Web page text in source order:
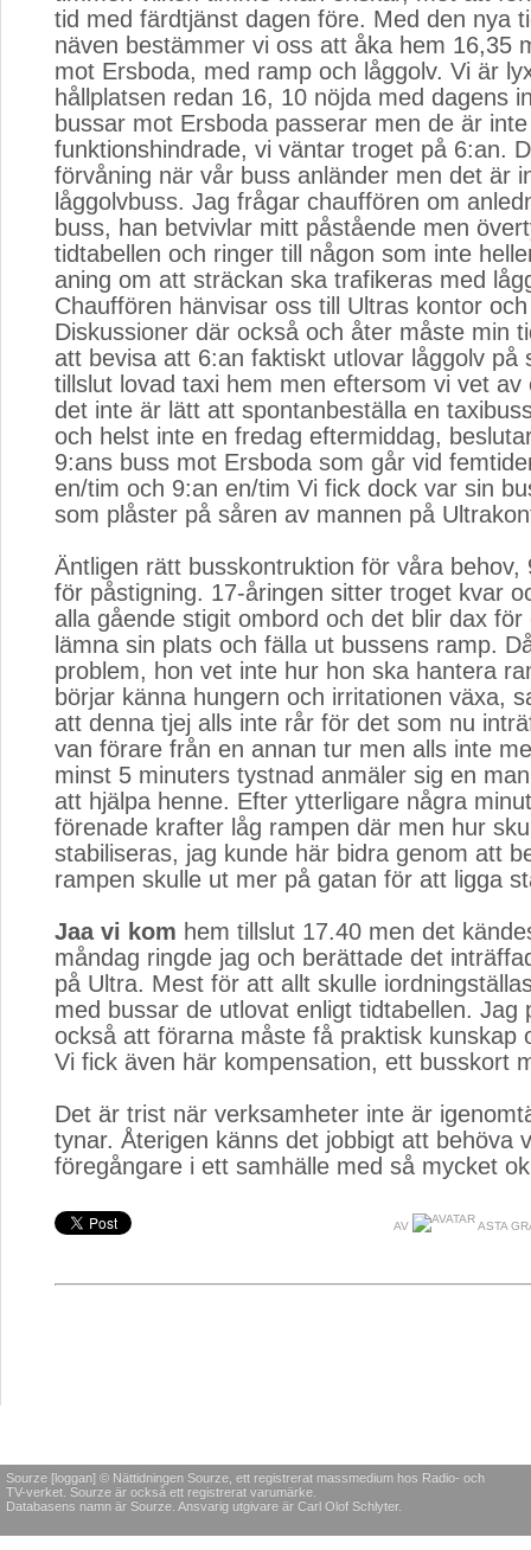
tid med färdtjänst dagen före. Med den nya
näven bestämmer vi oss att åka hem 16,35
mot Ersboda, med ramp och låggolv. Vi är
hållplatsen redan 16, 10 nöjda med dagens
bussar mot Ersboda passerar men de är
funktionshindrade, vi väntar troget på 6:an.
förvåning när vår buss anländer men det är
låggolvbuss. Jag frågar chauffören om
buss, han betvivlar mitt påstående men
tidtabellen och ringer till någon som inte
aning om att sträckan ska trafikeras med
Chauffören hänvisar oss till Ultras kontor
Diskussioner där också och åter måste min
att bevisa att 6:an faktiskt utlovar låggolv på
tillslut lovad taxi hem men eftersom vi vet av
det inte är lätt att spontanbeställa en
och helst inte en fredag eftermiddag,
9:ans buss mot Ersboda som går vid
en/tim och 9:an en/tim Vi fick dock var sin
som plåster på såren av mannen på
Äntligen rätt busskontruktion för våra behov,
för påstigning. 17-åringen sitter troget kvar
alla gående stigit ombord och det blir dax
lämna sin plats och fälla ut bussens ramp.
problem, hon vet inte hur hon ska hantera
börjar känna hungern och irritationen växa,
att denna tjej alls inte rår för det som nu
van förare från en annan tur men alls inte
minst 5 minuters tystnad anmäler sig en
att hjälpa henne. Efter ytterligare några
förenade krafter låg rampen där men hur
stabiliseras, jag kunde här bidra genom att
rampen skulle ut mer på gatan för att ligga
Jaa vi kom hem tillslut 17.40 men det
måndag ringde jag och berättade det
på Ultra. Mest för att allt skulle
med bussar de utlovat enligt tidtabellen. Jag
också att förarna måste få praktisk kunskap
Vi fick även här kompensation, ett busskort
Det är trist när verksamheter inte är
tynar. Återigen känns det jobbigt att behöva
föregångare i ett samhälle med så mycket
AV ASTA
Sourze [loggan] © Nättidningen Sourze, ett registrerat massmedium hos Radio- och
TV-verket. Sourze är också ett registrerat varumärke.
Databasens namn är Sourze. Ansvarig utgivare är Carl Olof Schlyter.